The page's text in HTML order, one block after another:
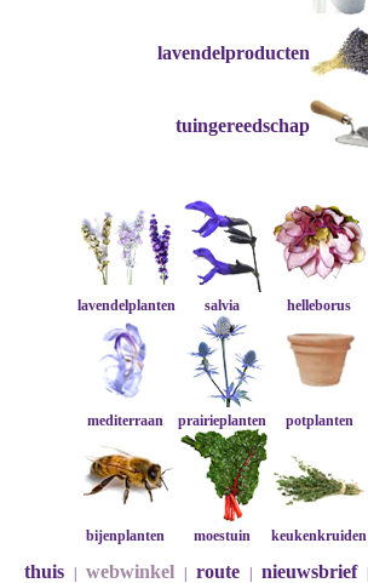
lavendelproducten
tuingereedschap
lavendelplanten salvia helleborus
mediterraan prairieplanten potplanten
bijenplanten moestuin keukenkruiden
thuis webwinkel route nieuwsbrief